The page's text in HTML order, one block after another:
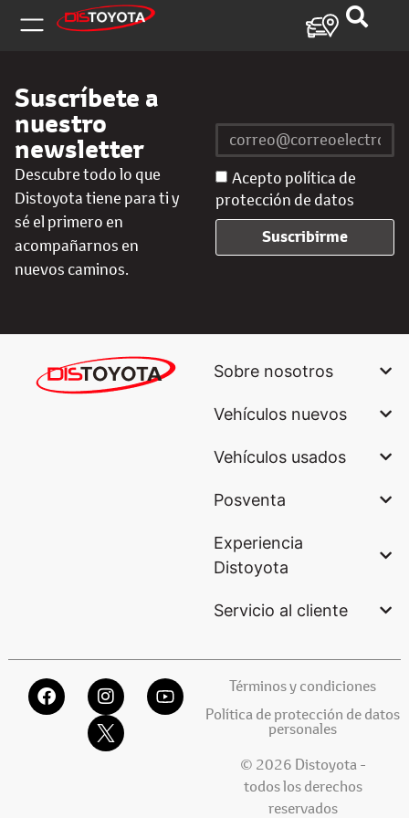
Suscríbete a
nuestro
newsletter
Descubre todo lo que
Distoyota tiene para ti y
sé el primero en
acompañarnos en
nuevos caminos.
Acepto política de
protección de datos
Suscribirme
Sobre nosotros
Vehículos nuevos
Vehículos usados
Posventa
Experiencia
Distoyota
Servicio al cliente
Términos y condiciones
Política de protección de datos
personales
© 2026 Distoyota -
todos los derechos
reservados